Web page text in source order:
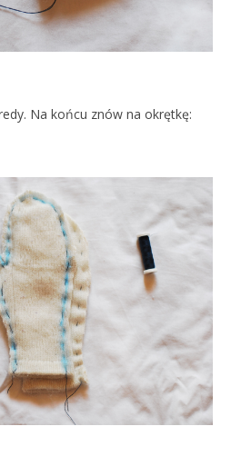
Na końcu znów na okrętkę: